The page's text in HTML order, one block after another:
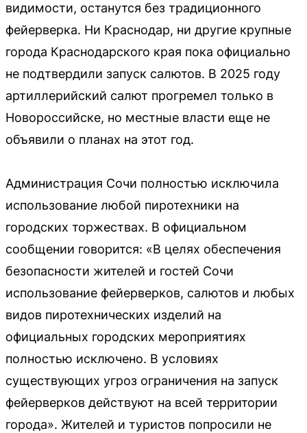
видимости, останутся без традиционного
фейерверка. Ни Краснодар, ни другие крупные
города Краснодарского края пока официально
не подтвердили запуск салютов. В 2025 году
артиллерийский салют прогремел только в
Новороссийске, но местные власти еще не
объявили о планах на этот год.
Администрация Сочи полностью исключила
использование любой пиротехники на
городских торжествах. В официальном
сообщении говорится: «В целях обеспечения
безопасности жителей и гостей Сочи
использование фейерверков, салютов и любых
видов пиротехнических изделий на
официальных городских мероприятиях
полностью исключено. В условиях
существующих угроз ограничения на запуск
фейерверков действуют на всей территории
города». Жителей и туристов попросили не